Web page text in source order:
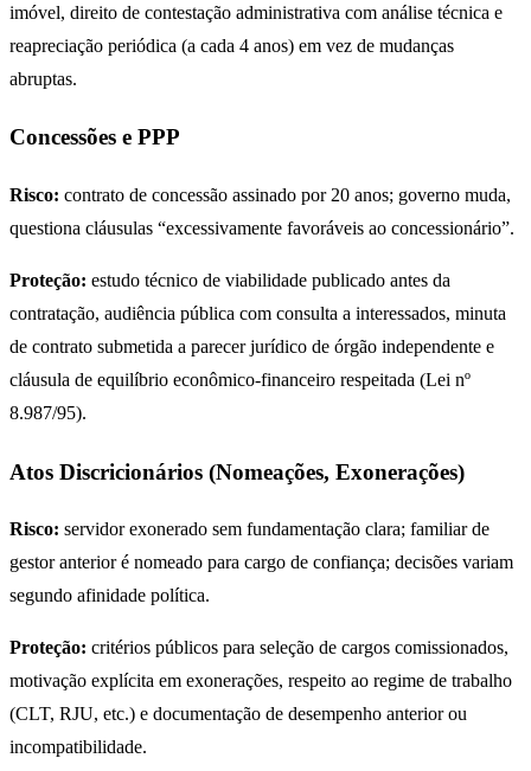
imóvel, direito de contestação administrativa com análise técnica e
reapreciação periódica (a cada 4 anos) em vez de mudanças
abruptas.
Concessões e PPP
Risco: contrato de concessão assinado por 20 anos; governo muda,
questiona cláusulas “excessivamente favoráveis ao concessionário”.
Proteção: estudo técnico de viabilidade publicado antes da
contratação, audiência pública com consulta a interessados, minuta
de contrato submetida a parecer jurídico de órgão independente e
cláusula de equilíbrio econômico-financeiro respeitada (Lei nº
8.987/95).
Atos Discricionários (Nomeações, Exonerações)
Risco: servidor exonerado sem fundamentação clara; familiar de
gestor anterior é nomeado para cargo de confiança; decisões variam
segundo afinidade política.
Proteção: critérios públicos para seleção de cargos comissionados,
motivação explícita em exonerações, respeito ao regime de trabalho
(CLT, RJU, etc.) e documentação de desempenho anterior ou
incompatibilidade.